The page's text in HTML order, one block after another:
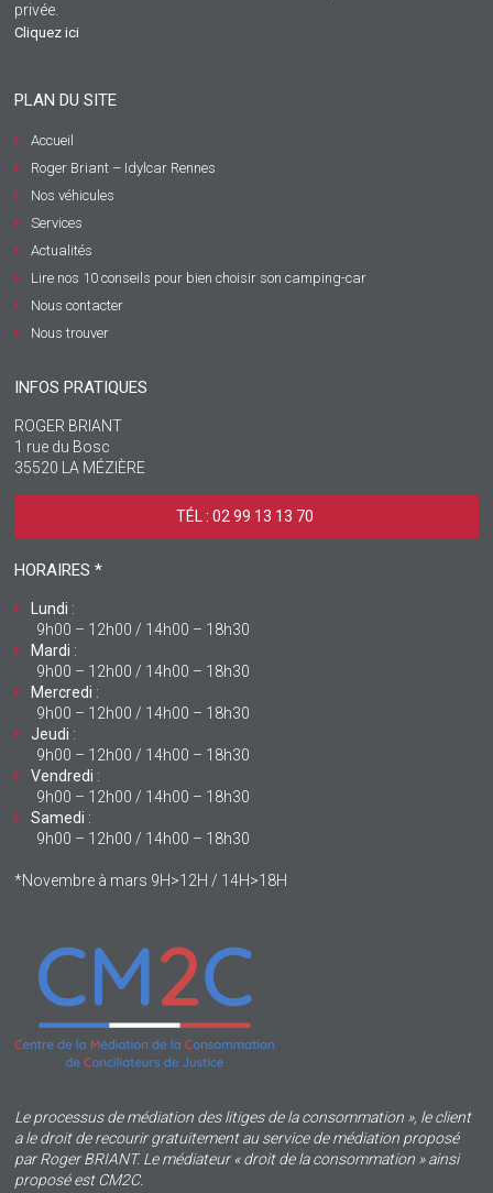
privée.
Cliquez ici
PLAN DU SITE
Accueil
Roger Briant – Idylcar Rennes
Nos véhicules
Services
Actualités
Lire nos 10 conseils pour bien choisir son camping-car
Nous contacter
Nous trouver
INFOS PRATIQUES
ROGER BRIANT
1 rue du Bosc
35520 LA MÉZIÈRE
TÉL : 02 99 13 13 70 ‎
HORAIRES *
Lundi :
9h00 – 12h00 / 14h00 – 18h30
Mardi :
9h00 – 12h00 / 14h00 – 18h30
Mercredi :
9h00 – 12h00 / 14h00 – 18h30
Jeudi :
9h00 – 12h00 / 14h00 – 18h30
Vendredi :
9h00 – 12h00 / 14h00 – 18h30
Samedi :
9h00 – 12h00 / 14h00 – 18h30
*Novembre à mars 9H>12H / 14H>18H
Le processus de médiation des litiges de la consommation », le client
a le droit de recourir gratuitement au service de médiation proposé
par Roger BRIANT. Le médiateur « droit de la consommation » ainsi
proposé est CM2C.